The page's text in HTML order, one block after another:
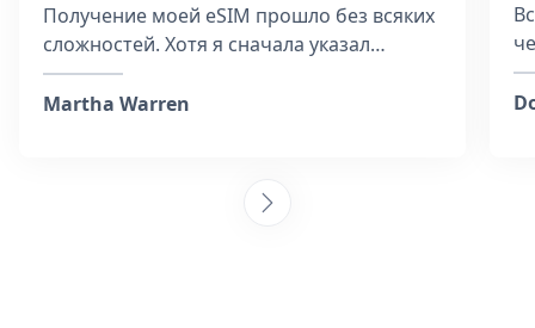
Получение моей eSIM прошло без всяких
сложностей. Хотя я сначала указал
неправильный eMail, команда ответила
очень быстро и помогала на каждом
работает. Постоянно покупать SIM-карты
в каждой стране — это утомительно, и я
Martha Warren